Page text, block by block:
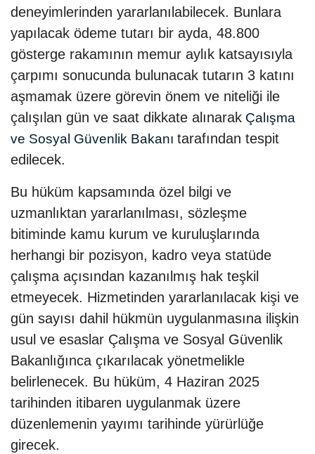
deneyimlerinden yararlanılabilecek. Bunlara
yapılacak ödeme tutarı bir ayda, 48.800
gösterge rakamının memur aylık katsayısıyla
çarpımı sonucunda bulunacak tutarın 3 katını
aşmamak üzere görevin önem ve niteliği ile
çalışılan gün ve saat dikkate alınarak Çalışma
ve Sosyal Güvenlik Bakanı tarafından tespit
edilecek.
Bu hüküm kapsamında özel bilgi ve
uzmanlıktan yararlanılması, sözleşme
bitiminde kamu kurum ve kuruluşlarında
herhangi bir pozisyon, kadro veya statüde
çalışma açısından kazanılmış hak teşkil
etmeyecek. Hizmetinden yararlanılacak kişi ve
gün sayısı dahil hükmün uygulanmasına ilişkin
usul ve esaslar Çalışma ve Sosyal Güvenlik
Bakanlığınca çıkarılacak yönetmelikle
belirlenecek. Bu hüküm, 4 Haziran 2025
tarihinden itibaren uygulanmak üzere
düzenlemenin yayımı tarihinde yürürlüğe
girecek.